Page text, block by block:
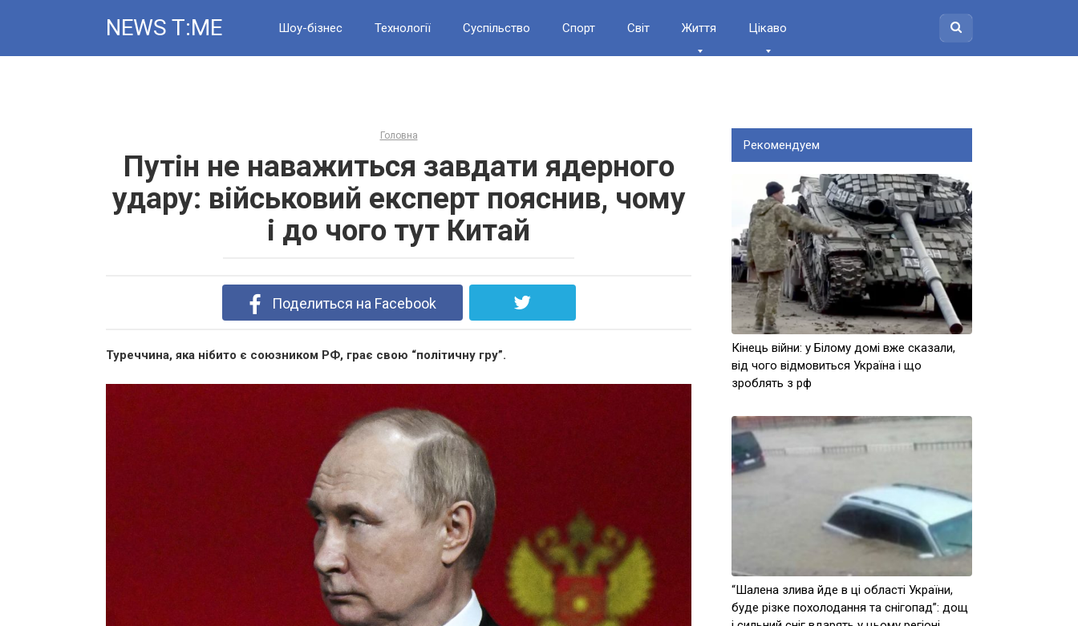
NEWS T:ME Шоу-бізнес Технології Суспільство Спорт Світ Життя Цікаво
Головна
Путін не наважиться завдати ядерного
удару: військовий експерт пояснив, чому
і до чого тут Китай
Поделиться на Facebook
Туреччина, яка нібито є союзником РФ, грає свою “політичну гру”.
Рекомендуем
Кінець війни: у Білому домі вже сказали,
від чого відмовиться Україна і що
зроблять з рф
“Шалена злива йде в ці області України,
буде різке похолодання та снігопад”: дощ